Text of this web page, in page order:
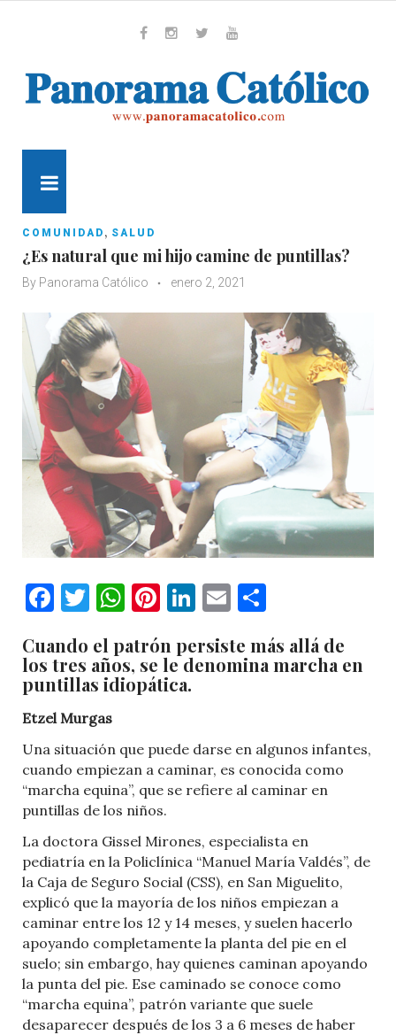
COMUNIDAD , SALUD
¿Es natural que mi hijo camine de puntillas?
By Panorama Católico enero 2, 2021
Facebook
Twitter
WhatsApp
Pinterest
LinkedIn
Email
Cuando el patrón persiste más allá de
los tres años, se le denomina marcha en
puntillas idiopática.
Etzel Murgas
Una situación que puede darse en algunos infantes,
cuando empiezan a caminar, es conocida como
“marcha equina”, que se refiere al caminar en
puntillas de los niños.
La doctora Gissel Mirones, especialista en
pediatría en la Policlínica “Manuel María Valdés”, de
la Caja de Seguro Social (CSS), en San Miguelito,
explicó que la mayoría de los niños empiezan a
caminar entre los 12 y 14 meses, y suelen hacerlo
apoyando completamente la planta del pie en el
suelo; sin embargo, hay quienes caminan apoyando
la punta del pie. Ese caminado se conoce como
“marcha equina”, patrón variante que suele
desaparecer después de los 3 a 6 meses de haber